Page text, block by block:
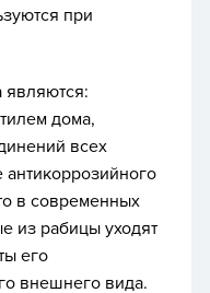
при
дома,
всех
в современных
из рабицы уходят
его
внешнего вида.